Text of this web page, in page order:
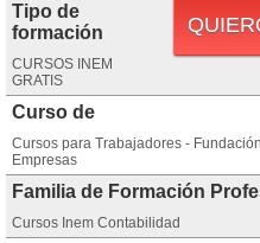
Tipo de
formación
CURSOS INEM
GRATIS
Curso de
Cursos para Trabajadores -
Empresas
Familia de Formación
Cursos Inem Contabilidad